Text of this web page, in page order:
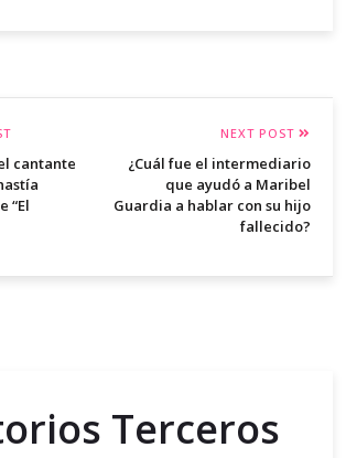
cantante
“El
NEXT POST
¿Cuál fue el intermediario
que ayudó a Maribel
Guardia a hablar con su hijo
fallecido?
Terceros